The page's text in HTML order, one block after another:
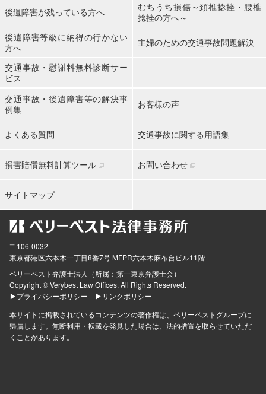
後遺障害が残っている方へ
むちうち損傷～頚椎捻挫・腰椎
捻挫の方へ～
後遺障害等級に納得の行かない
方へ
主婦のための交通事故問題解決
交通事故・慰謝料無料診断サー
ビス
交通事故・後遺障害等の解決事
例集
お客様の声
よくある質問 交通事故に関する用語集
損害賠償無料計算ツール お問い合わせ
サイトマップ
〒106-0032
東京都港区六本木一丁目8番7号 MFPR六本木麻布台ビル11階
ベリーベスト弁護士法人（所属：第一東京弁護士会）
Copyright © Verybest Law Offices. All Rights Reserved.
▶プライバシーポリシー
▶リンクポリシー
本サイトに掲載されているコンテンツの著作権は、ベリーベストグループに
帰属します。無断利用・転載を発見した場合は、法的措置を取らせていただ
くことがあります。